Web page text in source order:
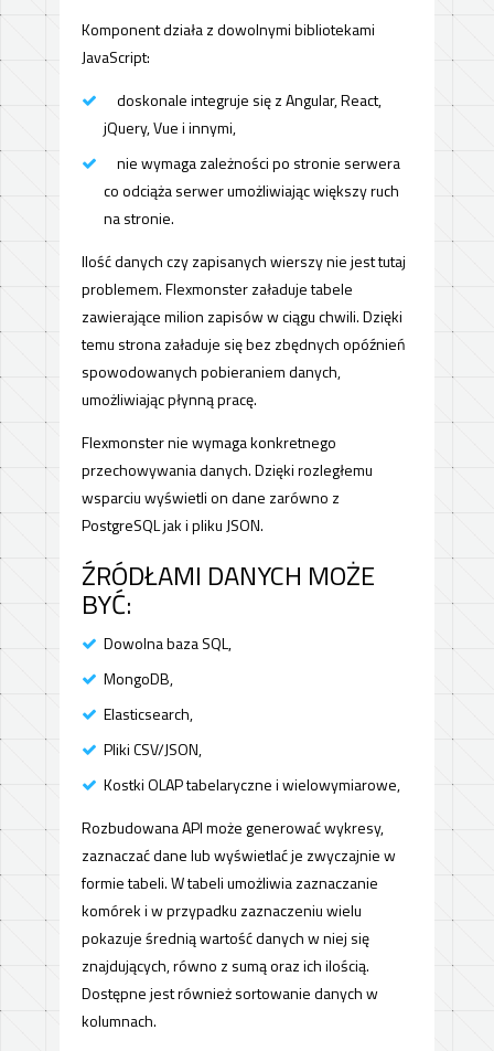
Komponent działa z dowolnymi bibliotekami
JavaScript:
doskonale integruje się z Angular, React,
jQuery, Vue i innymi,
nie wymaga zależności po stronie serwera
co odciąża serwer umożliwiając większy ruch
na stronie.
Ilość danych czy zapisanych wierszy nie jest tutaj
problemem. Flexmonster załaduje tabele
zawierające milion zapisów w ciągu chwili. Dzięki
temu strona załaduje się bez zbędnych opóźnień
spowodowanych pobieraniem danych,
umożliwiając płynną pracę.
Flexmonster nie wymaga konkretnego
przechowywania danych. Dzięki rozległemu
wsparciu wyświetli on dane zarówno z
PostgreSQL jak i pliku JSON.
ŹRÓDŁAMI DANYCH MOŻE
BYĆ:
Dowolna baza SQL,
MongoDB,
Elasticsearch,
Pliki CSV/JSON,
Kostki OLAP tabelaryczne i wielowymiarowe,
Rozbudowana API może generować wykresy,
zaznaczać dane lub wyświetlać je zwyczajnie w
formie tabeli. W tabeli umożliwia zaznaczanie
komórek i w przypadku zaznaczeniu wielu
pokazuje średnią wartość danych w niej się
znajdujących, równo z sumą oraz ich ilością.
Dostępne jest również sortowanie danych w
kolumnach.